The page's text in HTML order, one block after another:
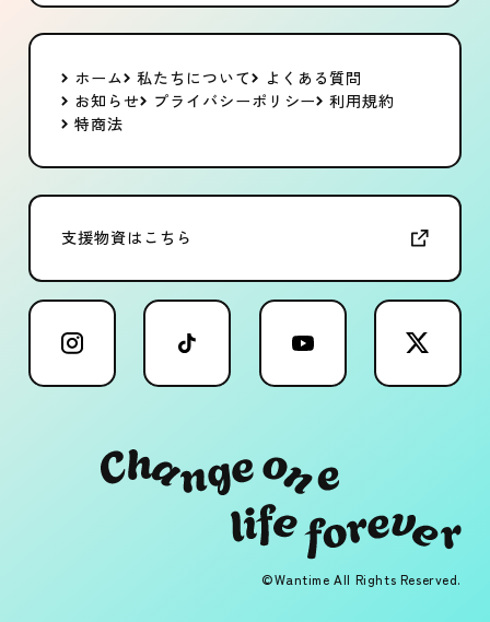
ホーム 私たちについて
よくある質問
お知らせ
プライバシーポリシー 利用規約
特商法
支援物資はこちら
©Wantime All Rights Reserved.